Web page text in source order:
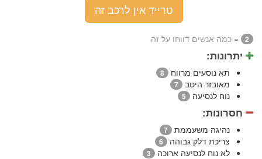
טרייד אין לרכב זה
2 = כמה אנשים דווחו על זה
יתרונות:
תא נוסעים מרווח 8
מאובזר היטב 7
נוח לנסיעה 5
חסרונות:
נהיגה משעממת 7
צריכת דלק גבוהה 6
לא נוח לנסיעה ארוכה 3